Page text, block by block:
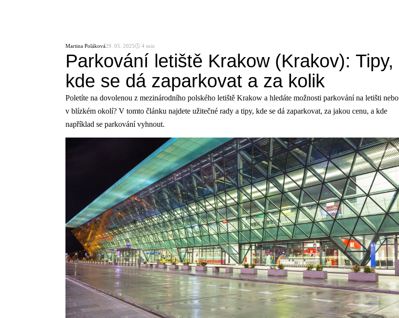
Martina Poláková29. 05. 2025🕓 4 min
Parkování letiště Krakow (Krakov): Tipy,
kde se dá zaparkovat a za kolik
Poletíte na dovolenou z mezinárodního polského letiště Krakow a hledáte možnosti parkování na letišti nebo
v blízkém okolí? V tomto článku najdete užitečné rady a tipy, kde se dá zaparkovat, za jakou cenu, a kde
například se parkování vyhnout.